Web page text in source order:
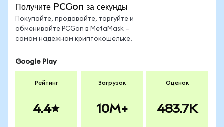
Получите PCGon за секунды
Покупайте, продавайте, торгуйте и
обменивайте PCGon в MetaMask —
самом надёжном криптокошельке.
Google Play
Рейтинг
4.4
Загрузок
10M+
Оценок
483.7K